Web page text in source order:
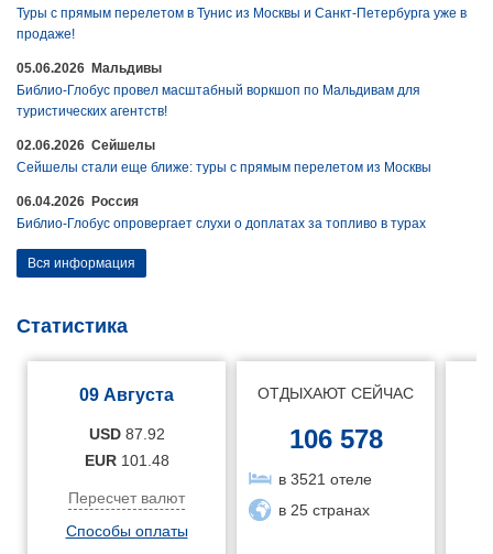
Туры с прямым перелетом в Тунис из Москвы и Санкт-Петербурга уже в
продаже!
05.06.2026 Мальдивы
Библио-Глобус провел масштабный воркшоп по Мальдивам для
туристических агентств!
02.06.2026 Сейшелы
Сейшелы стали еще ближе: туры с прямым перелетом из Москвы
06.04.2026 Россия
Библио-Глобус опровергает слухи о доплатах за топливо в турах
Вся информация
Статистика
09 Августа
USD 87.92
EUR 101.48
Пересчет валют
Способы оплаты
ОТДЫХАЮТ СЕЙЧАС
106 578
в 3521 отеле
в 25 странах